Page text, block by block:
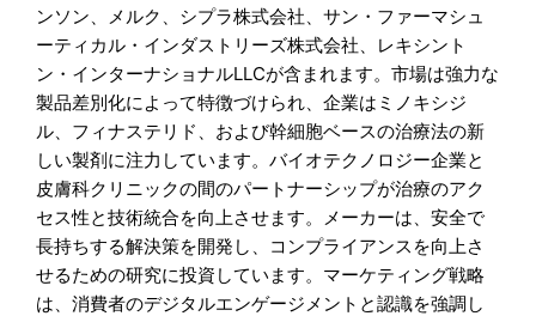
ンソン、メルク、シプラ株式会社、サン・ファーマシュ
ーティカル・インダストリーズ株式会社、レキシント
ン・インターナショナルLLCが含まれます。市場は強力な
製品差別化によって特徴づけられ、企業はミノキシジ
ル、フィナステリド、および幹細胞ベースの治療法の新
しい製剤に注力しています。バイオテクノロジー企業と
皮膚科クリニックの間のパートナーシップが治療のアク
セス性と技術統合を向上させます。メーカーは、安全で
長持ちする解決策を開発し、コンプライアンスを向上さ
せるための研究に投資しています。マーケティング戦略
は、消費者のデジタルエンゲージメントと認識を強調し